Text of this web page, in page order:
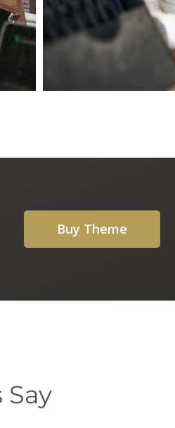
Buy Theme